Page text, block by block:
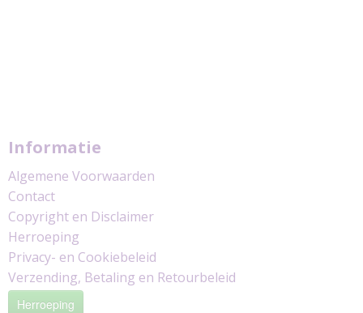
Informatie
Algemene Voorwaarden
Contact
Copyright en Disclaimer
Herroeping
Privacy- en Cookiebeleid
Verzending, Betaling en Retourbeleid
Herroeping